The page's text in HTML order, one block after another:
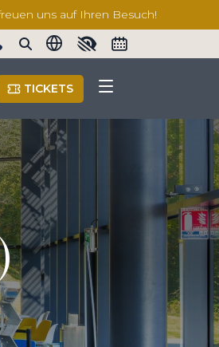
uns auf Ihren Besuch!
phone number
TICKETS